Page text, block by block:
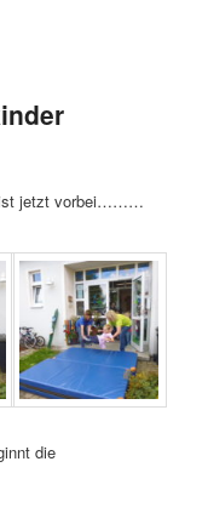
ist jetzt vorbei………
die